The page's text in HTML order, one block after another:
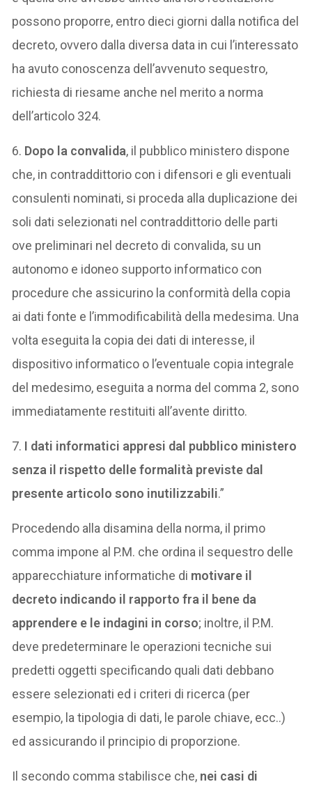
possono proporre, entro dieci giorni dalla notifica del
decreto, ovvero dalla diversa data in cui l’interessato
ha avuto conoscenza dell’avvenuto sequestro,
richiesta di riesame anche nel merito a norma
dell’articolo 324.
6. Dopo la convalida, il pubblico ministero dispone
che, in contraddittorio con i difensori e gli eventuali
consulenti nominati, si proceda alla duplicazione dei
soli dati selezionati nel contraddittorio delle parti
ove preliminari nel decreto di convalida, su un
autonomo e idoneo supporto informatico con
procedure che assicurino la conformità della copia
ai dati fonte e l’immodificabilità della medesima. Una
volta eseguita la copia dei dati di interesse, il
dispositivo informatico o l’eventuale copia integrale
del medesimo, eseguita a norma del comma 2, sono
immediatamente restituiti all’avente diritto.
7. I dati informatici appresi dal pubblico ministero
senza il rispetto delle formalità previste dal
presente articolo sono inutilizzabili.”
Procedendo alla disamina della norma, il primo
comma impone al P.M. che ordina il sequestro delle
apparecchiature informatiche di motivare il
decreto indicando il rapporto fra il bene da
apprendere e le indagini in corso; inoltre, il P.M.
deve predeterminare le operazioni tecniche sui
predetti oggetti specificando quali dati debbano
essere selezionati ed i criteri di ricerca (per
esempio, la tipologia di dati, le parole chiave, ecc..)
ed assicurando il principio di proporzione.
Il secondo comma stabilisce che, nei casi di